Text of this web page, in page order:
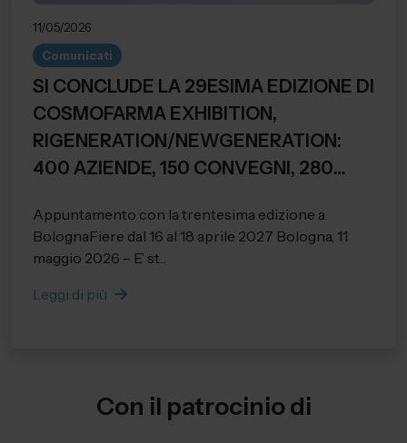
11/05/2026
Comunicati
SI CONCLUDE LA 29ESIMA EDIZIONE DI
COSMOFARMA EXHIBITION,
RIGENERATION/NEWGENERATION:
400 AZIENDE, 150 CONVEGNI, 280
REGISTRATE.
Appuntamento con la trentesima edizione a
BolognaFiere dal 16 al 18 aprile 2027 Bologna, 11
maggio 2026 – E’ st...
Leggi di più
Con il patrocinio di